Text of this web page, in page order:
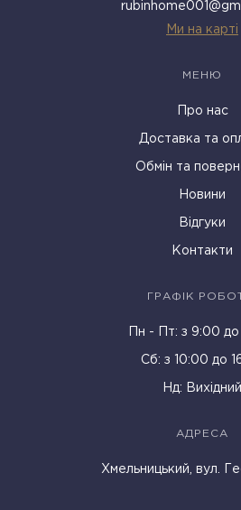
Ми на карті
МЕНЮ
Про нас
Доставка та
Обмін та
Новини
Відгуки
Контакти
ГРАФІК
Пн - Пт: з 9:00 до
Cб: з 10:00 до
Нд: Вихідний
АДРЕСА
Хмельницький, вул.